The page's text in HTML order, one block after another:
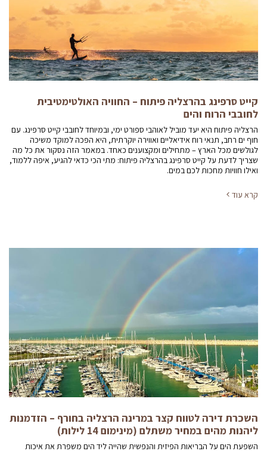
קייט סרפינג בהרצליה פיתוח – החוויה האולטימטיבית
לחובבי הרוח והים
הרצליה פיתוח היא יעד מוביל לאוהבי ספורט ימי, ובמיוחד לחובבי קייט סרפינג. עם
חוף ים רחב, תנאי רוח אידיאליים ואווירה יוקרתית, היא הפכה למוקד משיכה
לגולשים מכל הארץ – מתחילים ומקצוענים כאחד. במאמר הזה נסקור את כל מה
שצריך לדעת על קייט סרפינג בהרצליה פיתוח: מתי הכי כדאי להגיע, איפה ללמוד,
ואילו חוויות מחכות לכם במים.
קרא עוד
השכרת דירה לטווח קצר במרינה הרצליה בחורף – הזדמנות
ליהנות מהים במחיר משתלם (מינימום 14 לילות)
השפעת הים על הבריאות הפיזית והנפשית שהייה ליד הים משפרת את איכות